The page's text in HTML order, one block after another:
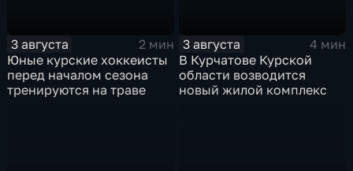
3 августа
2 мин
Юные курские хоккеисты
перед началом сезона
тренируются на траве
3 августа
4 мин
В Курчатове Курской
области возводится
новый жилой комплекс